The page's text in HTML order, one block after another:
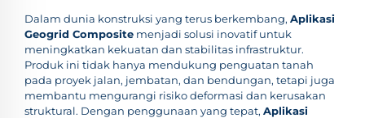
Dalam dunia konstruksi yang terus berkembang, Aplikasi
Geogrid Composite menjadi solusi inovatif untuk
meningkatkan kekuatan dan stabilitas infrastruktur.
Produk ini tidak hanya mendukung penguatan tanah
pada proyek jalan, jembatan, dan bendungan, tetapi juga
membantu mengurangi risiko deformasi dan kerusakan
struktural. Dengan penggunaan yang tepat, Aplikasi